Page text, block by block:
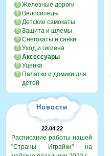
Железные дороги
Велосипеды
Детские самокаты
Защита и шлемы
Снегокаты и санки
Уход и гигиена
Аксессуары
Уценка
Палатки и домики для
детей
Новости
22.04.22
Расписание работы нашей
"Страны Играйки" на